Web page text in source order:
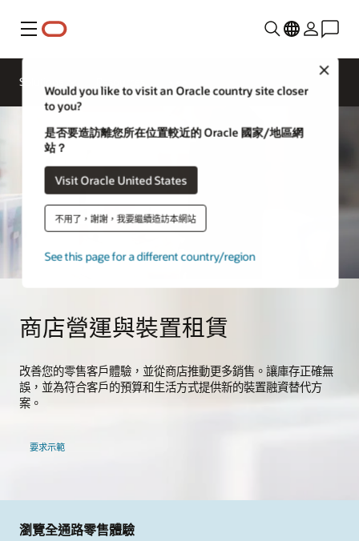
功能表
Would you like to visit an Oracle country site closer
to you?
是否要造訪離您所在位置較近的 Oracle 國家/地區網
站？
Visit Oracle United States
不用了，謝謝，我要繼續造訪本網站
See this page for a different country/region
Solutions
商店營運與裝置租賃
改善您的零售客戶體驗，並從商店推動更多銷售。讓庫存正確無
誤，並為符合客戶的預算和生活方式提供新的裝置融資替代方
案。
要求示範
瀏覽全通路零售體驗